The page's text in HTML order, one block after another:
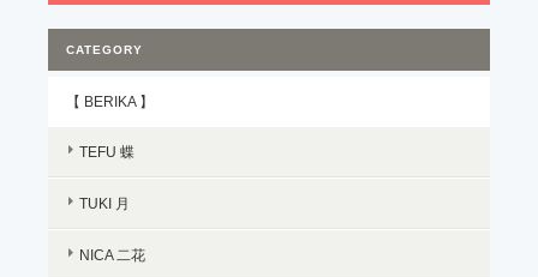
CATEGORY
【 BERIKA 】
TEFU 蝶
TUKI 月
NICA 二花